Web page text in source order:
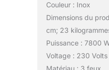
Couleur : Inox
Dimensions du
cm; 23
Puissance : 7800
Voltage : 230 Volts